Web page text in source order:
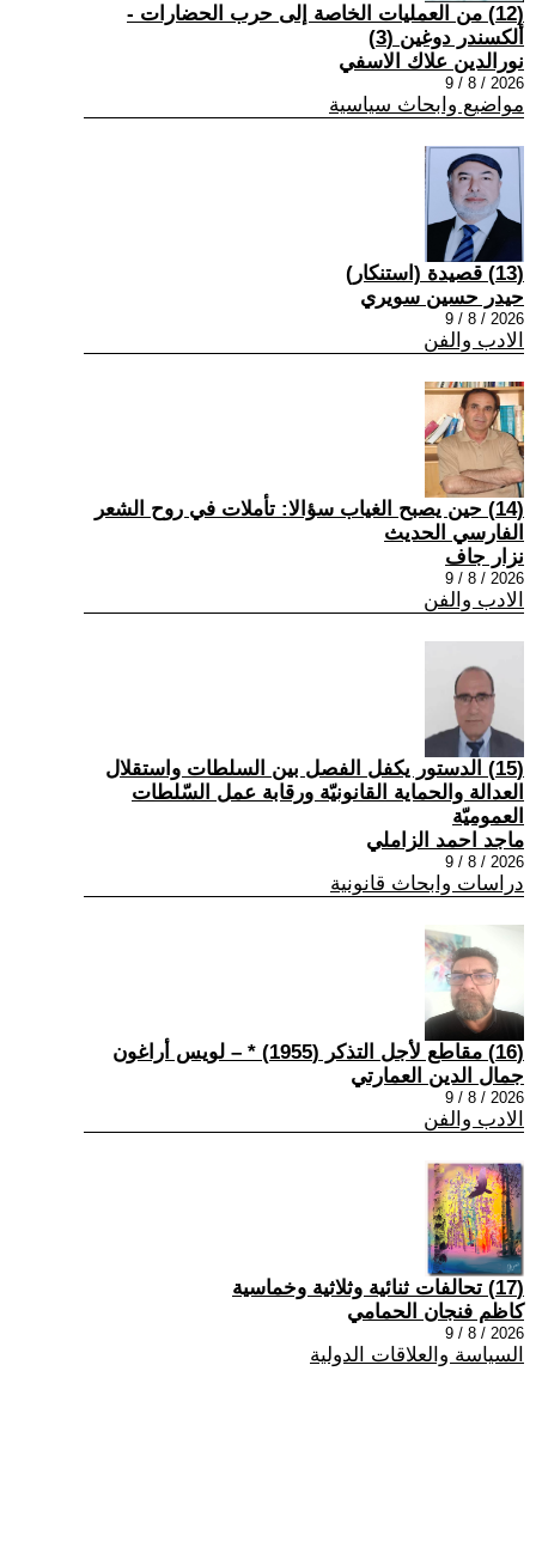
(12) من العمليات الخاصة إلى حرب الحضارات -
ألكسندر دوغين (3)
نورالدين علاك الاسفي
2026 / 8 / 9
مواضيع وابحاث سياسية
(13) قصيدة (استنكار)
حيدر حسين سويري
2026 / 8 / 9
الادب والفن
(14) حين يصبح الغياب سؤالا: تأملات في روح الشعر
الفارسي الحديث
نزار جاف
2026 / 8 / 9
الادب والفن
(15) الدستور يكفل الفصل بين السلطات واستقلال
العدالة والحماية القانونيّة ورقابة عمل السّلطات
العموميّة
ماجد احمد الزاملي
2026 / 8 / 9
دراسات وابحاث قانونية
(16) مقاطع لأجل التذكر (1955) * – لويس أراغون
جمال الدين العمارتي
2026 / 8 / 9
الادب والفن
(17) تحالفات ثنائية وثلاثية وخماسية
كاظم فنجان الحمامي
2026 / 8 / 9
السياسة والعلاقات الدولية